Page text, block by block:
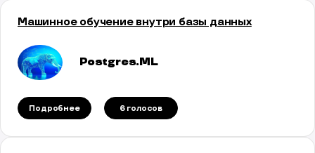
Машинное обучение внутри базы данных
Postgres.ML
Подробнее 6 голосов